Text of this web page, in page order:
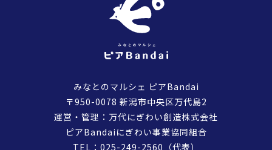
みなとのマルシェ ピアBandai
〒950-0078 新潟市中央区万代島2
運営・管理：万代にぎわい創造株式会社
ピアBandaiにぎわい事業協同組合
TEL： 025-249-2560 （代表）